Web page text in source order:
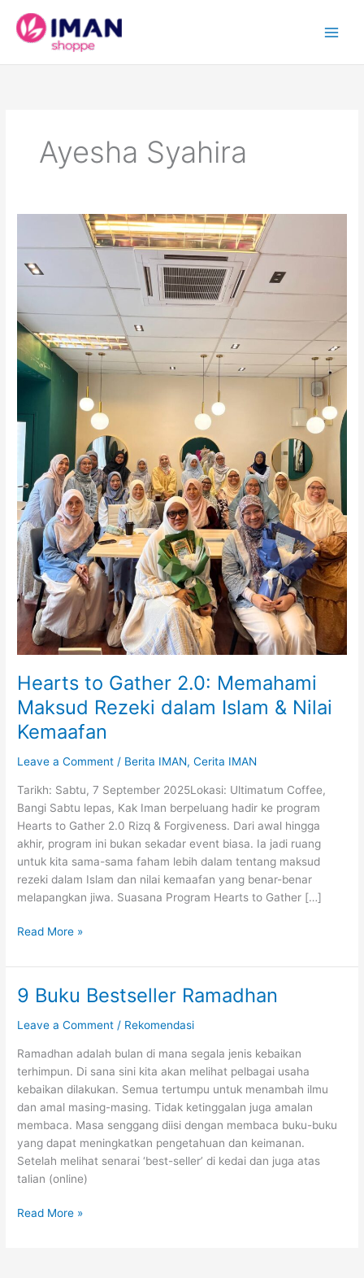
content
Ayesha Syahira
Hearts to Gather 2.0: Memahami
Maksud Rezeki dalam Islam & Nilai
Kemaafan
Leave a Comment / Berita IMAN,Cerita IMAN
Tarikh: Sabtu, 7 September 2025Lokasi: Ultimatum Coffee,
Bangi Sabtu lepas, Kak Iman berpeluang hadir ke program
Hearts to Gather 2.0 Rizq & Forgiveness. Dari awal hingga
akhir, program ini bukan sekadar event biasa. Ia jadi ruang
untuk kita sama-sama faham lebih dalam tentang maksud
rezeki dalam Islam dan nilai kemaafan yang benar-benar
melapangkan jiwa. Suasana Program Hearts to Gather […]
Hearts
Gather
Memahami
Maksud
dalam
Islam
&
Nilai
Kemaafan
Read More »
9 Buku Bestseller Ramadhan
Leave a Comment / Rekomendasi
Ramadhan adalah bulan di mana segala jenis kebaikan
terhimpun. Di sana sini kita akan melihat pelbagai usaha
kebaikan dilakukan. Semua tertumpu untuk menambah ilmu
dan amal masing-masing. Tidak ketinggalan juga amalan
membaca. Masa senggang diisi dengan membaca buku-buku
yang dapat meningkatkan pengetahuan dan keimanan.
Setelah melihat senarai ‘best-seller’ di kedai dan juga atas
talian (online)
9
Read More »